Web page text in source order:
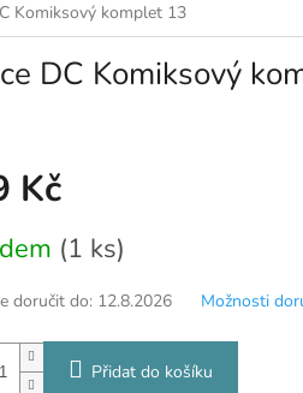
Komiksový komplet 13
DC Komiksový
Kč
(1 ks)
doručit do: 12.8.2026 Možnosti
Přidat do košíku